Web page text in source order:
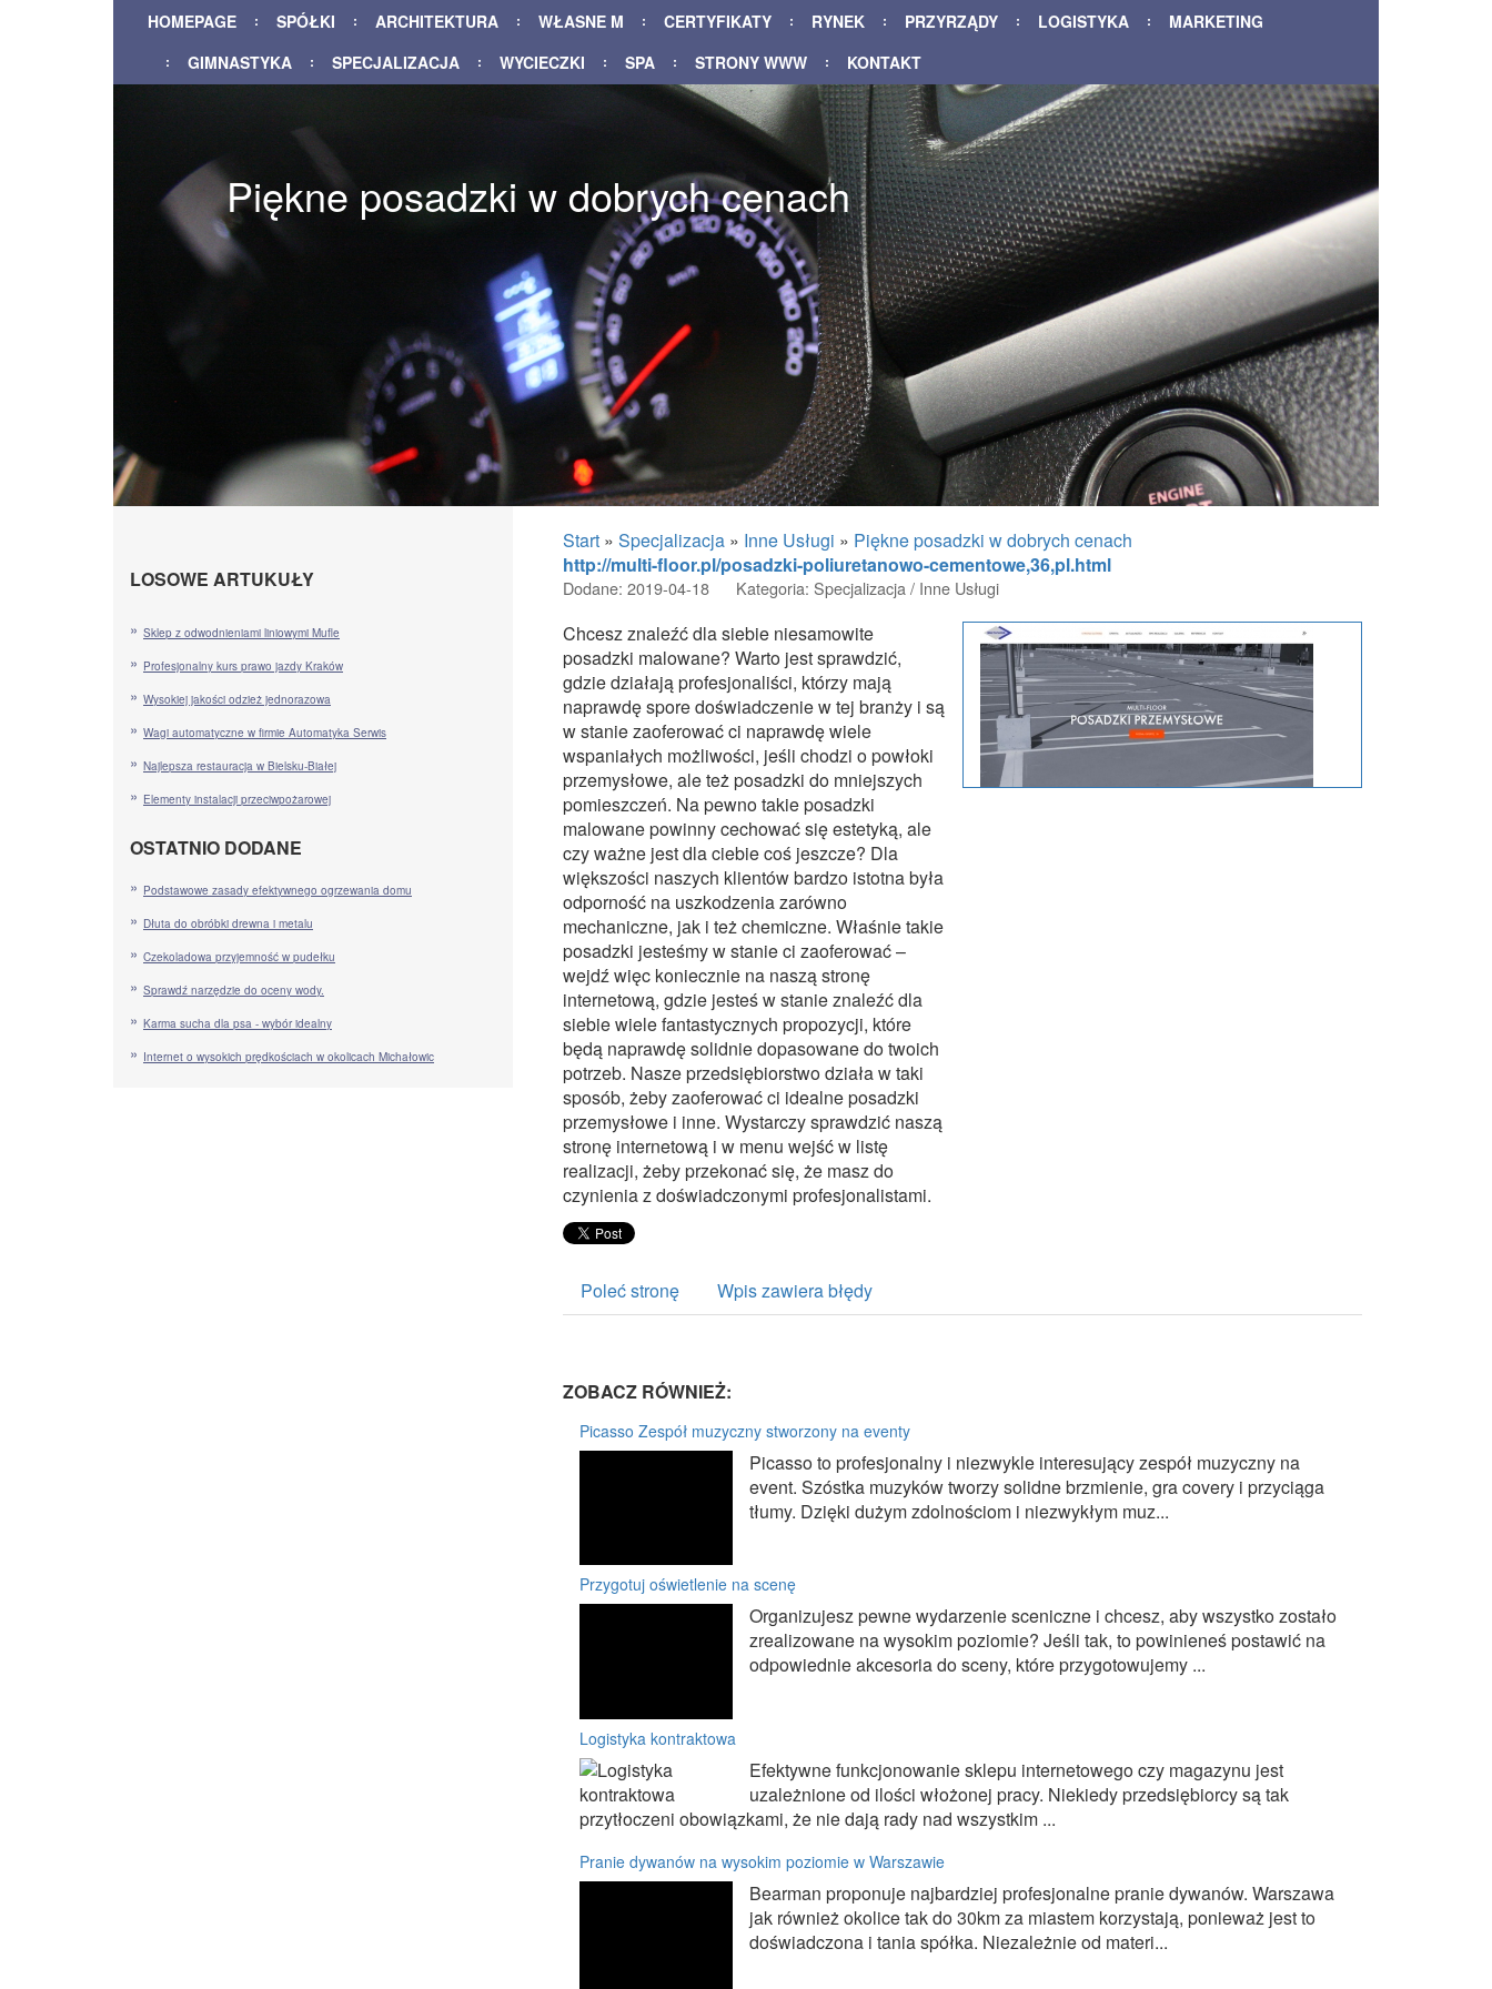
HOMEPAGE SPÓŁKI ARCHITEKTURA WŁASNE M CERTYFIKATY RYNEK PRZYRZĄDY LOGISTYKA
MARKETING
GIMNASTYKA
SPECJALIZACJA WYCIECZKI SPA STRONY WWW KONTAKT
Piękne posadzki w dobrych cenach
Start » Specjalizacja » Inne Usługi » Piękne posadzki w dobrych cenach
http://multi-floor.pl/posadzki-poliuretanowo-cementowe,36,pl.html
Dodane: 2019-04-18 Kategoria: Specjalizacja / Inne Usługi
Chcesz znaleźć dla siebie niesamowite
posadzki malowane? Warto jest sprawdzić,
gdzie działają profesjonaliści, którzy mają
naprawdę spore doświadczenie w tej branży i są
w stanie zaoferować ci naprawdę wiele
wspaniałych możliwości, jeśli chodzi o powłoki
przemysłowe, ale też posadzki do mniejszych
pomieszczeń. Na pewno takie posadzki
malowane powinny cechować się estetyką, ale
czy ważne jest dla ciebie coś jeszcze? Dla
większości naszych klientów bardzo istotna była
odporność na uszkodzenia zarówno
mechaniczne, jak i też chemiczne. Właśnie takie
posadzki jesteśmy w stanie ci zaoferować –
wejdź więc koniecznie na naszą stronę
internetową, gdzie jesteś w stanie znaleźć dla
siebie wiele fantastycznych propozycji, które
będą naprawdę solidnie dopasowane do twoich
potrzeb. Nasze przedsiębiorstwo działa w taki
sposób, żeby zaoferować ci idealne posadzki
przemysłowe i inne. Wystarczy sprawdzić naszą
stronę internetową i w menu wejść w listę
realizacji, żeby przekonać się, że masz do
czynienia z doświadczonymi profesjonalistami.
Poleć stronę Wpis zawiera błędy
ZOBACZ RÓWNIEŻ:
Picasso Zespół muzyczny stworzony na eventy
Picasso to profesjonalny i niezwykle interesujący zespół muzyczny na
event. Szóstka muzyków tworzy solidne brzmienie, gra covery i przyciąga
tłumy. Dzięki dużym zdolnościom i niezwykłym muz...
Przygotuj oświetlenie na scenę
Organizujesz pewne wydarzenie sceniczne i chcesz, aby wszystko zostało
zrealizowane na wysokim poziomie? Jeśli tak, to powinieneś postawić na
odpowiednie akcesoria do sceny, które przygotowujemy ...
Logistyka kontraktowa
Efektywne funkcjonowanie sklepu internetowego czy magazynu jest
uzależnione od ilości włożonej pracy. Niekiedy przedsiębiorcy są tak
przytłoczeni obowiązkami, że nie dają rady nad wszystkim ...
Pranie dywanów na wysokim poziomie w Warszawie
Bearman proponuje najbardziej profesjonalne pranie dywanów. Warszawa
jak również okolice tak do 30km za miastem korzystają, ponieważ jest to
doświadczona i tania spółka. Niezależnie od materi...
LOSOWE ARTUKUŁY
Sklep z odwodnieniami liniowymi Mufle
Profesjonalny kurs prawo jazdy Kraków
Wysokiej jakości odzież jednorazowa
Wagi automatyczne w firmie Automatyka Serwis
Najlepsza restauracja w Bielsku-Białej
Elementy instalacji przeciwpożarowej
OSTATNIO DODANE
Podstawowe zasady efektywnego ogrzewania domu
Dłuta do obróbki drewna i metalu
Czekoladowa przyjemność w pudełku
Sprawdź narzędzie do oceny wody.
Karma sucha dla psa - wybór idealny
Internet o wysokich prędkościach w okolicach Michałowic